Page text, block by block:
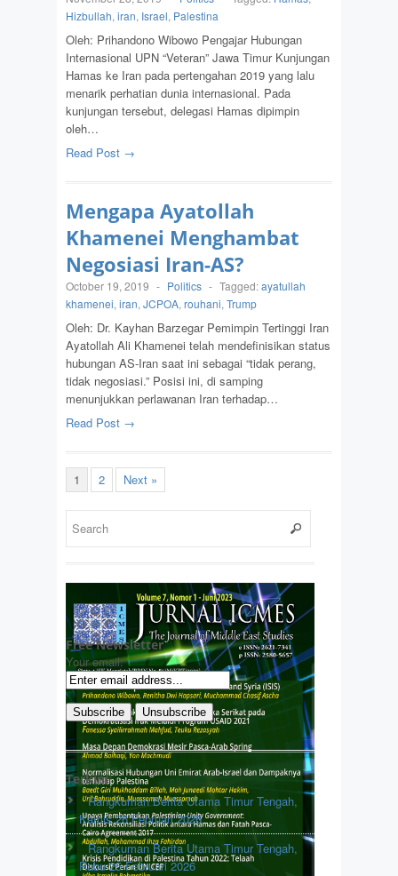
Hizbullah, iran, Israel, Palestina
Oleh: Prihandono Wibowo Pengajar Hubungan
Internasional UPN “Veteran” Jawa Timur Kunjungan
Hamas ke Iran pada pertengahan 2019 yang lalu
menarik perhatian dunia internasional. Pada
kunjungan tersebut, delegasi Hamas dipimpin
oleh…
Read Post →
Mengapa Ayatollah
Khamenei Menghambat
Negosiasi Iran-AS?
October 19, 2019 - Politics - Tagged:ayatullah
khamenei, iran, JCPOA, rouhani, Trump
Oleh: Dr. Kayhan Barzegar Pemimpin Tertinggi Iran
Ayatollah Ali Khamenei telah mendefinisikan status
hubungan AS-Iran saat ini sebagai “tidak perang,
tidak negosiasi.” Posisi ini, di samping
menunjukkan perlawanan Iran terhadap…
Read Post →
1 2 Next »
Free Newsletter
Your email:
Terkini
Rangkuman Berita Utama Timur Tengah,
Kamis 26 Februari 2026
Rangkuman Berita Utama Timur Tengah,
Rabu 25 Februari 2026